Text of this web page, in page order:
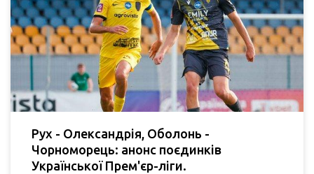
Рух - Олександрія, Оболонь -
Чорноморець: анонс поєдинків
Української Прем'єр-ліги.